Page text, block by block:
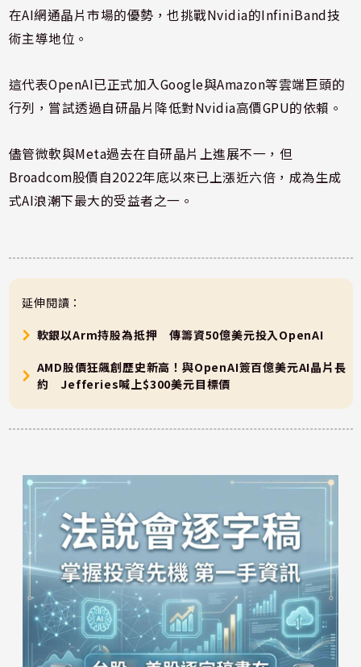
在AI網通晶片市場的優勢，也挑戰Nvidia的InfiniBand技
術主導地位。
這代表OpenAI已正式加入Google與Amazon等雲端巨頭的
行列，嘗試透過自研晶片降低對Nvidia高價GPU的依賴。
儘管微軟與Meta過去在自研晶片上進展不一，但
Broadcom股價自2022年底以來已上漲近六倍，成為生成
式AI浪潮下最大的受益者之一。
延伸閱讀：
軟銀以Arm持股為抵押 傳籌資50億美元投入OpenAI
AMD股價狂飆創歷史新高！與OpenAI簽百億美元AI晶片長
約 Jefferies喊上$300美元目標價